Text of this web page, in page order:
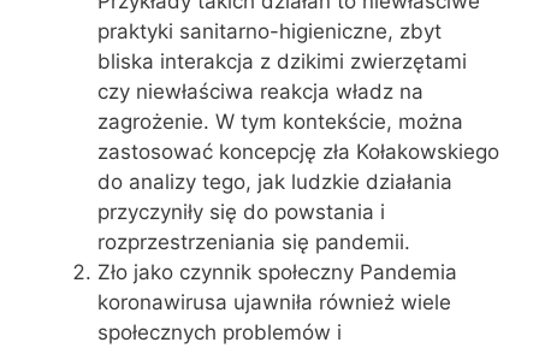
praktyki sanitarno-higieniczne, zbyt
bliska interakcja z dzikimi zwierzętami
czy niewłaściwa reakcja władz na
zagrożenie. W tym kontekście, można
zastosować koncepcję zła Kołakowskiego
do analizy tego, jak ludzkie działania
przyczyniły się do powstania i
rozprzestrzeniania się pandemii.
Zło jako czynnik społeczny Pandemia
koronawirusa ujawniła również wiele
społecznych problemów i